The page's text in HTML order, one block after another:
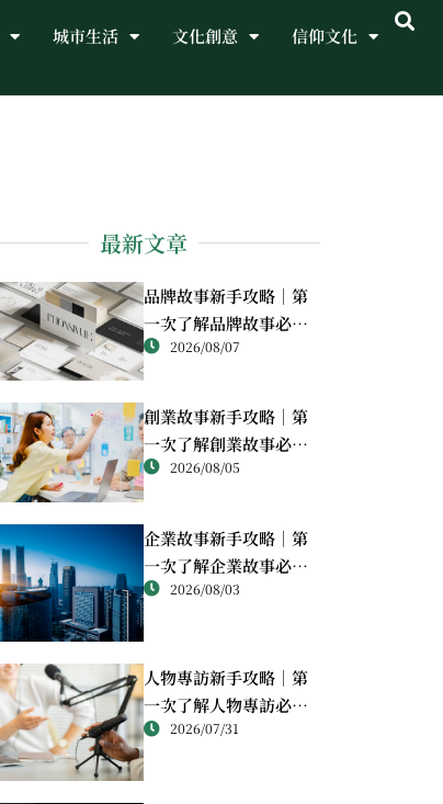
城市生活 文化創意 信仰文化
最新文章
品牌故事新手攻略｜第
一次了解品牌故事必讀
重點2026/08/07
創業故事新手攻略｜第
一次了解創業故事必讀
重點2026/08/05
企業故事新手攻略｜第
一次了解企業故事必讀
重點2026/08/03
人物專訪新手攻略｜第
一次了解人物專訪必讀
重點2026/07/31